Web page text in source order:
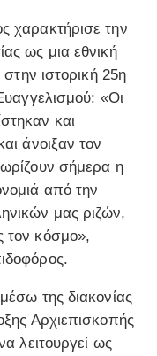
χαρακτήρισε την
ως μια εθνική
στην ιστορική 25η
«Οι
και
άνοιξαν τον
σήμερα η
από την
μας ριζών,
κόσμο»,
της διακονίας
Αρχιεπισκοπής
λειτουργεί ως